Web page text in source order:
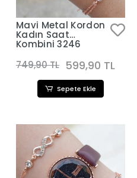
Mavi Metal Kordon
Kadın Saat
Kombini 3246
749,90 TL 599,90 TL
Sepete Ekle